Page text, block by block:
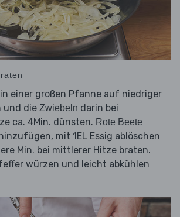
in einer großen Pfanne auf niedriger
und die Zwiebeln darin bei
ca. 4Min. dünsten. Rote Beete
mit 1EL Essig ablöschen
Min. bei mittlerer Hitze braten.
würzen und leicht abkühlen